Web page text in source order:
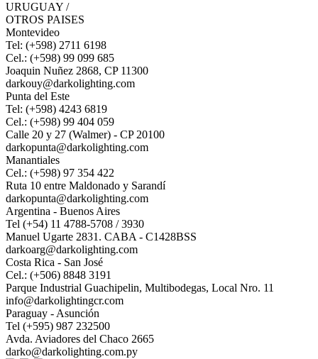
URUGUAY /
OTROS PAISES
Montevideo
Tel: (+598) 2711 6198
Cel.: (+598) 99 099 685
Joaquin Nuñez 2868, CP 11300
darkouy@darkolighting.com
Punta del Este
Tel: (+598) 4243 6819
Cel.: (+598) 99 404 059
Calle 20 y 27 (Walmer) - CP 20100
darkopunta@darkolighting.com
Manantiales
Cel.: (+598) 97 354 422
Ruta 10 entre Maldonado y Sarandí
darkopunta@darkolighting.com
Argentina - Buenos Aires
Tel (+54) 11 4788-5708 / 3930
Manuel Ugarte 2831. CABA - C1428BSS
darkoarg@darkolighting.com
Costa Rica - San José
Cel.: (+506) 8848 3191
Parque Industrial Guachipelin, Multibodegas, Local Nro. 11
info@darkolightingcr.com
Paraguay - Asunción
Tel (+595) 987 232500
Avda. Aviadores del Chaco 2665
darko@darkolighting.com.py